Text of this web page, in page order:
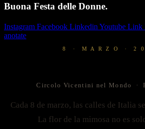
Buona Festa delle Donne.
Instagram Facebook Linkedin Youtube Link
anotate
8 · M A R Z O · 2 0
Circolo Vicentini nel Mondo ·
Cada 8 de marzo, las calles de Italia
La flor de la mimosa no es